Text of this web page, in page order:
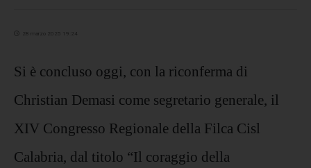
28 marzo 2025 19:24
Si è concluso oggi, con la riconferma di
Christian Demasi come segretario generale, il
XIV Congresso Regionale della Filca Cisl
Calabria, dal titolo “Il coraggio della